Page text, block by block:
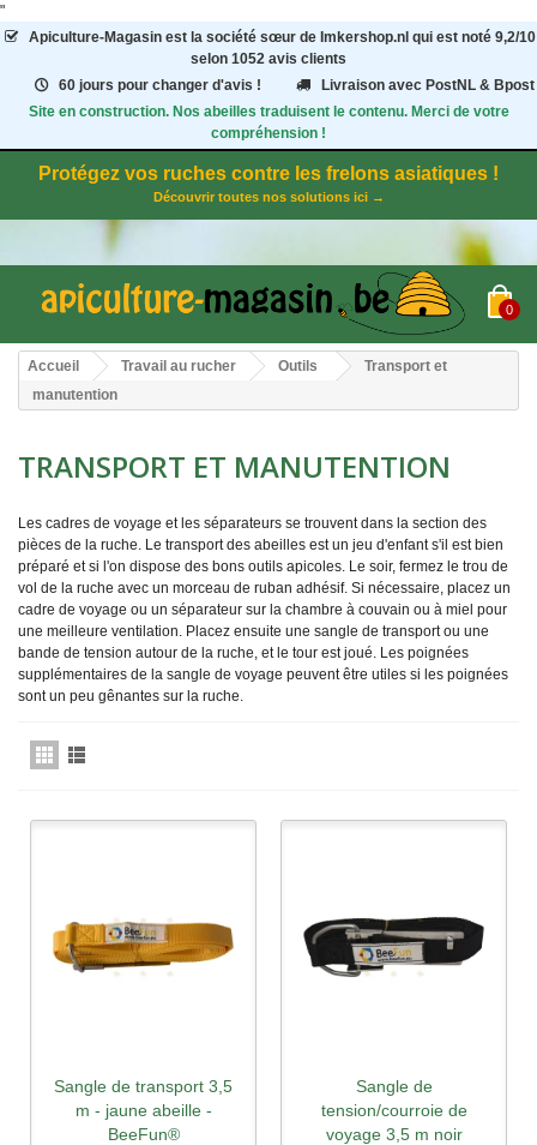
"
Apiculture-Magasinest la société sœur de Imkershop.nl qui est noté 9,2/10
selon 1052 avis clients
60 jours pour changer d'avis !
Livraison avec PostNL & Bpost
Site en construction. Nos abeilles traduisent le contenu. Merci de votre
compréhension !
Protégez vos ruches contre les frelons asiatiques !
Découvrir toutes nos solutions ici →
0
Accueil Travail au rucher Outils
Transport et
manutention
TRANSPORT ET MANUTENTION
Les cadres de voyage et les séparateurs se trouvent dans la section des
pièces de la ruche. Le transport des abeilles est un jeu d'enfant s'il est bien
préparé et si l'on dispose des bons outils apicoles. Le soir, fermez le trou de
vol de la ruche avec un morceau de ruban adhésif. Si nécessaire, placez un
cadre de voyage ou un séparateur sur la chambre à couvain ou à miel pour
une meilleure ventilation. Placez ensuite une sangle de transport ou une
bande de tension autour de la ruche, et le tour est joué. Les poignées
supplémentaires de la sangle de voyage peuvent être utiles si les poignées
sont un peu gênantes sur la ruche.
Sangle de transport 3,5
m - jaune abeille -
BeeFun®
Sangle de
tension/courroie de
voyage 3,5 m noir